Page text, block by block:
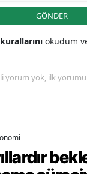
GÖNDER
okudum
yorum yok, ilk yorumu